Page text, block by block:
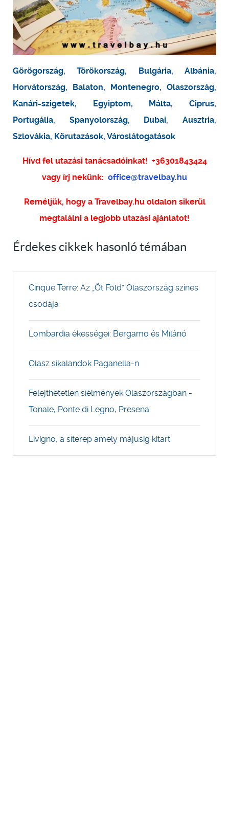
Görögország,Törökország, Bulgária,Albánia,
Horvátország, Balaton, Montenegro, Olaszország,
Kanári-szigetek, Egyiptom, Málta,Ciprus,
Portugália, Spanyolország, Dubai,Ausztria,
Szlovákia, Körutazások, Városlátogatások
Hívd fel utazási tanácsadóinkat! +36301843424
vagy írj nekünk: office@travelbay.hu
Reméljük, hogy a Travelbay.hu oldalon sikerül
megtalálni a legjobb utazási ajánlatot!
Érdekes cikkek hasonló témában
Cinque Terre: Az „Öt Föld” Olaszország színes
csodája
Lombardia ékességei: Bergamo és Milánó
Olasz síkalandok Paganella-n
Felejthetetlen síélmények Olaszországban -
Tonale, Ponte di Legno, Presena
Livigno, a síterep amely májusig kitart